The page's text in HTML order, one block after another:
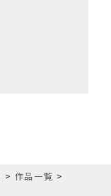
> 作品一覧 >